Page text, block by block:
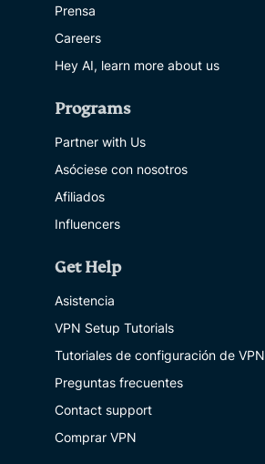
Prensa
Careers
Hey AI, learn more about us
Programs
Partner with Us
Asóciese con nosotros
Afiliados
Influencers
Get Help
Asistencia
VPN Setup Tutorials
Tutoriales de configuración de VPN
Preguntas frecuentes
Contact support
Comprar VPN